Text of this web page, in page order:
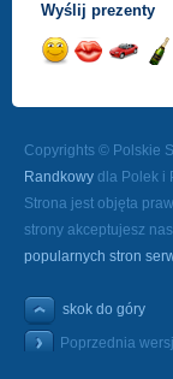
Wyślij prezenty
Copyrights © Polskie
Randkowy dla Polek i
Strona jest objęta
strony akceptujesz
popularnych stron
skok do góry
Poprzednia